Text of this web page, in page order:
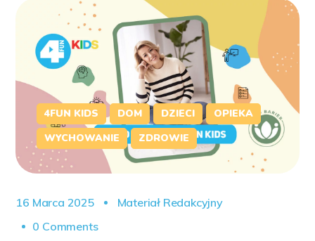
4FUN KIDS DOM DZIECI
OPIEKA
WYCHOWANIE
ZDROWIE
16 Marca 2025
Materiał Redakcyjny
0 Comments